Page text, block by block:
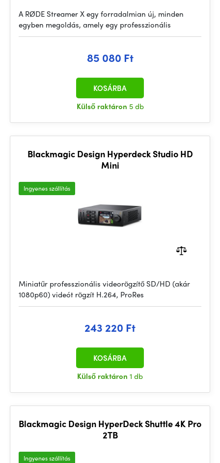
A RØDE Streamer X egy forradalmian új, minden
egyben megoldás, amely egy professzionális
85 080 Ft
Külső raktáron 5 db
KOSÁRBA
Blackmagic Design Hyperdeck Studio HD
Mini
Ingyenes szállítás
Miniatűr professzionális videorögzítő SD/HD (akár
1080p60) videót rögzít H.264, ProRes
243 220 Ft
Külső raktáron 1 db
KOSÁRBA
Blackmagic Design HyperDeck Shuttle 4K Pro
2TB
Ingyenes szállítás